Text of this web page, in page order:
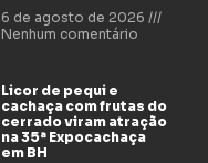
6 de agosto de 2026
Nenhum comentário
Licor de pequi e
cachaça com frutas do
cerrado viram atração
na 35ª Expocachaça
em BH